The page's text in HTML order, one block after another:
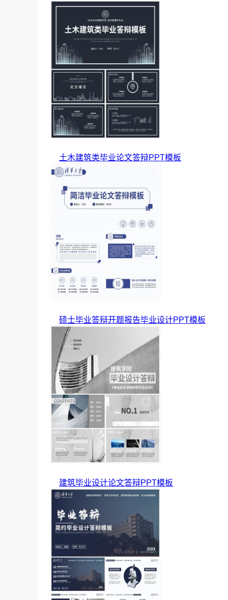
土木建筑类毕业论文答辩PPT模板
硕士毕业答辩开题报告毕业设计PPT模板
建筑毕业设计论文答辩PPT模板